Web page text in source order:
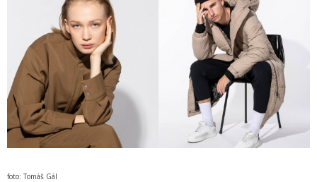
foto: Tomáš Gál